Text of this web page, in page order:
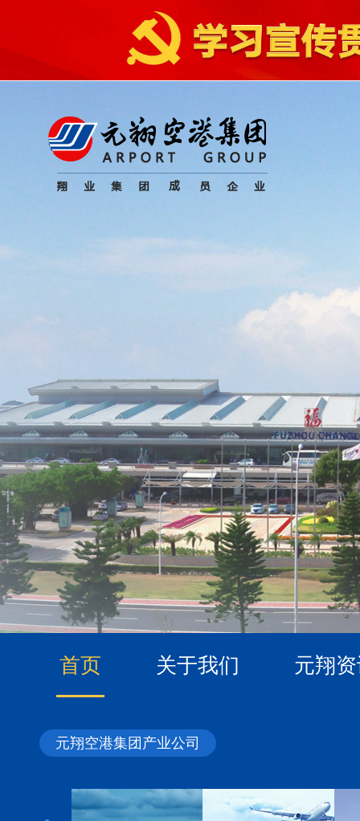
首页 关于我们 元翔
元翔空港集团产业公司